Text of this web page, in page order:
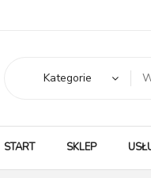
Kategorie
START SKLEP